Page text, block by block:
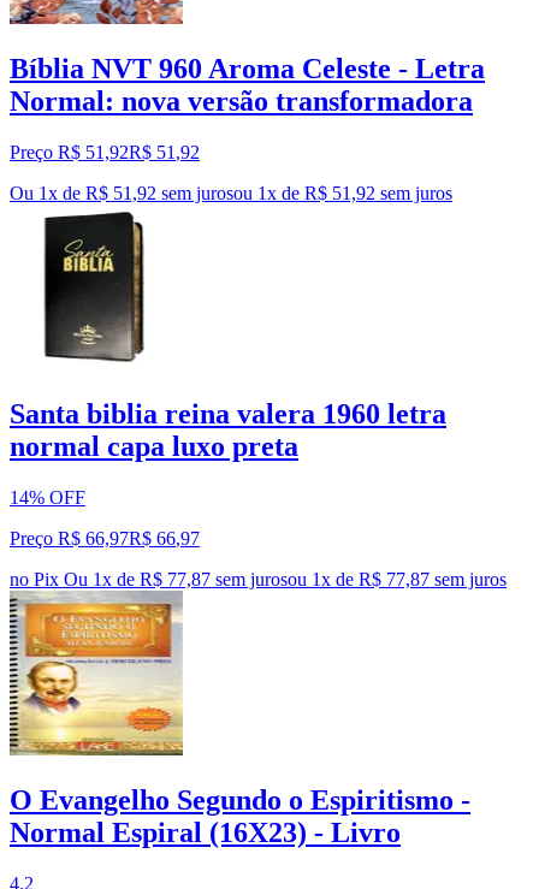
Bíblia NVT 960 Aroma Celeste - Letra
Normal: nova versão transformadora
Preço R$ 51,92R$ 51 ,92
Ou 1x de R$ 51,92 sem jurosou 1x de R$ 51,92 sem juros
Santa biblia reina valera 1960 letra
normal capa luxo preta
14% OFF
Preço R$ 66,97R$ 66,97
no Pix Ou 1x de R$ 77,87 sem jurosou 1x de R$ 77,87 sem juros
O Evangelho Segundo o Espiritismo -
Normal Espiral (16X23) - Livro
4.2